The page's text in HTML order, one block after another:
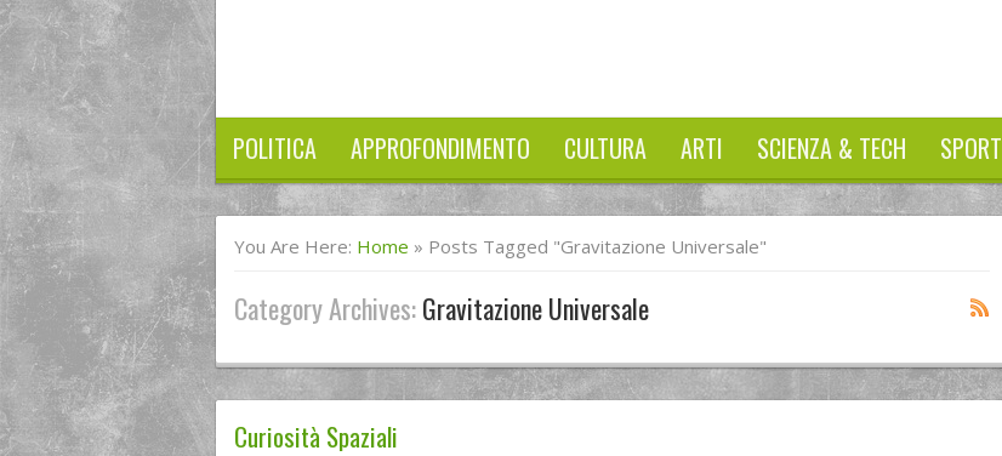
POLITICA APPROFONDIMENTO CULTURA ARTI SCIENZA & TECH SPORT
You Are Here: Home » Posts Tagged "gravitazione Universale"
Category Archives:Gravitazione Universale
Curiosità Spaziali